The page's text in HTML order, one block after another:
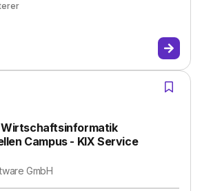
Wirtschaftsinformatik
Campus - KIX Service
GmbH